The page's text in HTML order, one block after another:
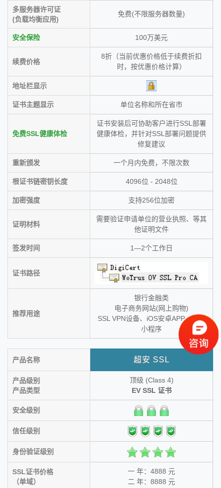
多服务器许可证
(负载均衡应用)
免费(不限服务器数量)
安全保险 100万美元
续费价格
8折（当前优惠价格低于续费折扣
时，按优惠价格计算）
地址栏显示
证书主题显示 单位名称和所在省市
免费SSL健康体检
证书安装后可协助客户进行SSL部署
健康体检，并针对SSL部署问题提供
修复建议
重新颁发 一个月内免费，不限次数
根证书链密钥长度 4096位 - 2048位
加密强度 支持256位加密
证明材料
需要验证申请单位的营业执照、等其
他证明文件
签发时间 1—2个工作日
证书路径
推荐用途
银行金融类
电子商务网站(网上购物)
SSL VPN设备、iOS安卓APP、微信
小程序
产品名称 超安 SSL
产品级别
产品类型
顶级 (Class 4)
EV SSL 证书
安全级别
信任级别
身份验证级别
SSL证书价格
（单域）
一 年：4888 元
二 年：8888 元